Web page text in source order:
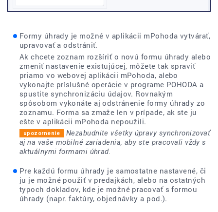
Formy úhrady je možné v aplikácii mPohoda vytvárať,
upravovať a odstrániť.
Ak chcete zoznam rozšíriť o novú formu úhrady alebo
zmeniť nastavenie existujúcej, môžete tak spraviť
priamo vo webovej aplikácii mPohoda, alebo
vykonajte príslušné operácie v programe POHODA a
spustite synchronizáciu údajov. Rovnakým
spôsobom vykonáte aj odstránenie formy úhrady zo
zoznamu. Forma sa zmaže len v prípade, ak ste ju
ešte v aplikácii mPohoda nepoužili.
Nezabudnite všetky úpravy synchronizovať
aj na vaše mobilné zariadenia, aby ste pracovali vždy s
aktuálnymi formami úhrad.
Pre každú formu úhrady je samostatne nastavené, či
ju je možné použiť v predajkách, alebo na ostatných
typoch dokladov, kde je možné pracovať s formou
úhrady (napr. faktúry, objednávky a pod.).